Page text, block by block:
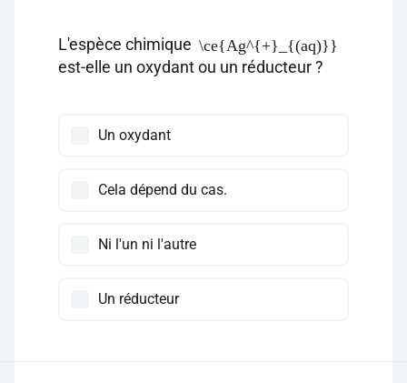
S'inscrire gratuitement
Pour profiter de 10 contenus offerts.
L'espèce chimique \ce{Ag^{+}_{(aq)}}
est-elle un oxydant ou un réducteur ?
Un oxydant
Cela dépend du cas.
Ni l'un ni l'autre
Un réducteur